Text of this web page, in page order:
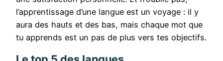
l’apprentissage d’une langue est un voyage : il y
aura des hauts et des bas, mais chaque mot que
tu apprends est un pas de plus vers tes objectifs.